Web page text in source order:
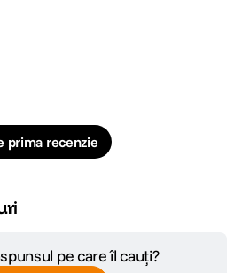
prima recenzie
pe care îl cauți?